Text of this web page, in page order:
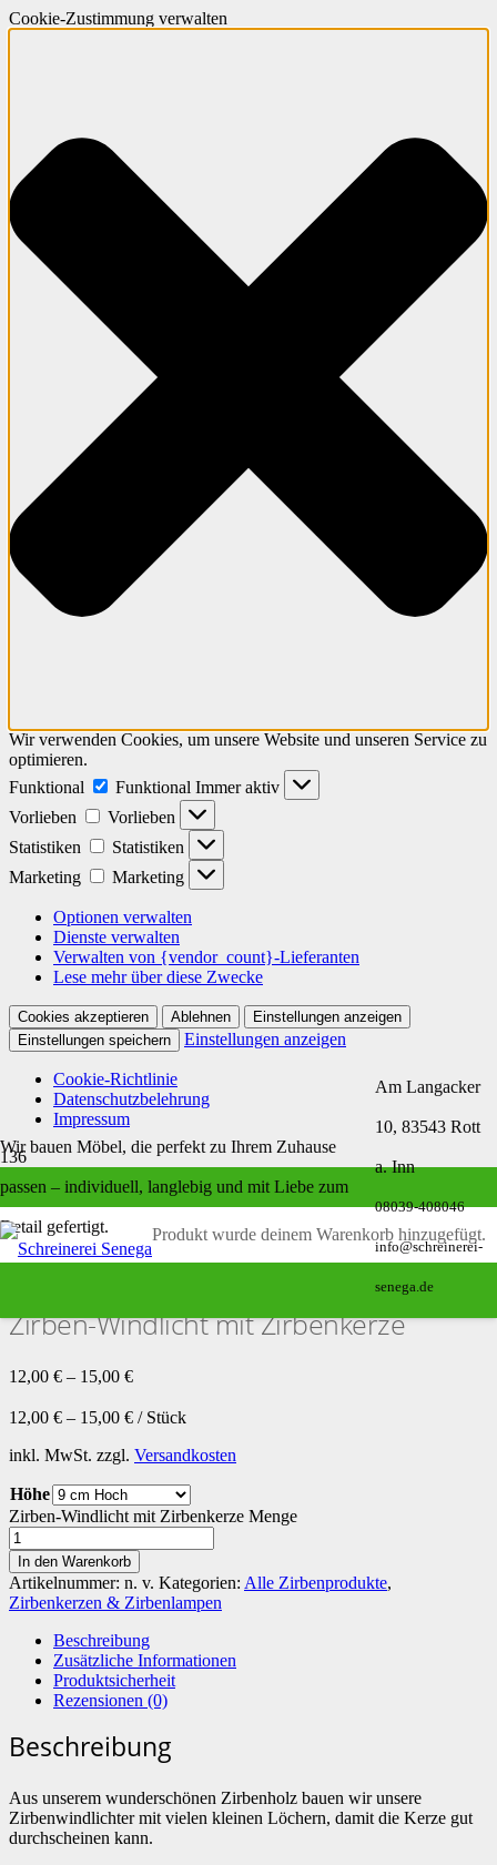
Cookie-Zustimmung verwalten
Wir verwenden Cookies, um unsere Website und unseren Service zu
optimieren.
Funktional
Funktional Immer aktiv
Vorlieben
Vorlieben
Statistiken
Statistiken
Marketing
Marketing
Optionen verwalten
Dienste verwalten
Verwalten von {vendor_count}-Lieferanten
Lese mehr über diese Zwecke
Cookies akzeptieren Ablehnen
Einstellungen anzeigen
Einstellungen speichern
Einstellungen anzeigen
Cookie-Richtlinie
Datenschutzbelehrung
Impressum
Wir bauen Möbel, die perfekt zu Ihrem Zuhause
passen – individuell, langlebig und mit Liebe zum
Detail gefertigt.
Am Langacker
10, 83543 Rott
a. Inn
08039-408046
info@schreinerei-
senega.de
Produkt wurde deinem Warenkorb hinzugefügt.
Zirben-Windlicht mit Zirbenkerze
Zirben-Windlicht mit Zirbenkerze
12,00 € – 15,00 €
12,00 € – 15,00 € / Stück
inkl. MwSt. zzgl. Versandkosten
Höhe
Zirben-Windlicht mit Zirbenkerze Menge
In den Warenkorb
Artikelnummer: n. v. Kategorien: Alle Zirbenprodukte,
Zirbenkerzen & Zirbenlampen
Beschreibung
Zusätzliche Informationen
Produktsicherheit
Rezensionen (0)
Beschreibung
Aus unserem wunderschönen Zirbenholz bauen wir unsere
Zirbenwindlichter mit vielen kleinen Löchern, damit die Kerze gut
durchscheinen kann.